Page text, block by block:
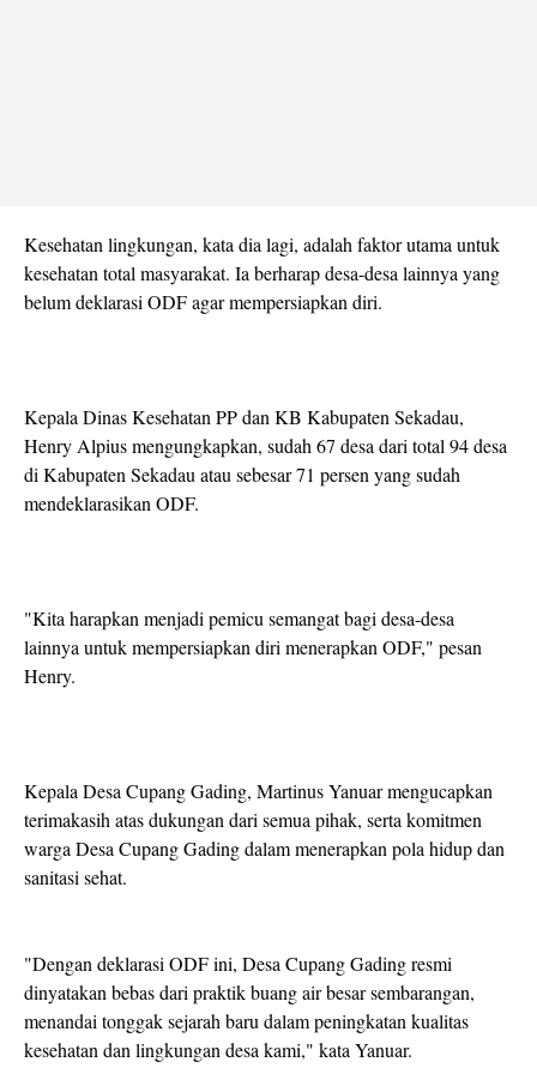
Kesehatan lingkungan, kata dia lagi, adalah faktor utama untuk
kesehatan total masyarakat. Ia berharap desa-desa lainnya yang
belum deklarasi ODF agar mempersiapkan diri.
Kepala Dinas Kesehatan PP dan KB Kabupaten Sekadau,
Henry Alpius mengungkapkan, sudah 67 desa dari total 94 desa
di Kabupaten Sekadau atau sebesar 71 persen yang sudah
mendeklarasikan ODF.
"Kita harapkan menjadi pemicu semangat bagi desa-desa
lainnya untuk mempersiapkan diri menerapkan ODF," pesan
Henry.
Kepala Desa Cupang Gading, Martinus Yanuar mengucapkan
terimakasih atas dukungan dari semua pihak, serta komitmen
warga Desa Cupang Gading dalam menerapkan pola hidup dan
sanitasi sehat.
"Dengan deklarasi ODF ini, Desa Cupang Gading resmi
dinyatakan bebas dari praktik buang air besar sembarangan,
menandai tonggak sejarah baru dalam peningkatan kualitas
kesehatan dan lingkungan desa kami," kata Yanuar.